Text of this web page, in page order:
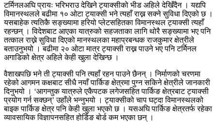
टर्मिनलअघि प्रायः भरिभराउ देखिने ट्याक्सीको भीड अहिले देखिँदैन । यद्यपि
विमानस्थलले बढीमा १० ओटा ट्याक्सी भने त्यहाँ राख्न सक्ने सुविधा दिएको छ ।
यसबाहेक त्यतिकै सङ्ख्यामा हरियो प्लेटसहितका विमानस्थल ट्याक्सी त्यहाँ
रहन्छन् । विदेशबाट आएका यात्रुको सहजताका लागि थोरै सङ्ख्यामा भए पनि
तत्काल राख्ने सुविधा दिएको मानस्थलका महाप्रबन्धक राजकुमार क्षेत्रीले
बताउनुभयो । बढीमा २० ओटा मात्र ट्याक्सी राख्न पाउने भए पनि टर्मिनल
अगाडिको क्षेत्र अहिले केही खुला देखिन्छ ।
वैशाखपछि भने ती ट्याक्सी पनि त्यहाँ रहन पाउने छैनन् । निर्माणको चरणमा
रहेको आगमन कक्षबाट सीधै नयाँ पार्किङ क्षेत्रमा पुग्न सकिने क्षेत्रीले जानकारी
दिनुभयो । ‘आगन्तुक यात्रुले एकैपटक लगेजसहित पार्किङ क्षेत्रबाट ट्याक्सी
प्रयोग गर्न सक्छन्’ उहाँले भन्नुभयो । ट्याक्सीको चाप घट्दा विमानस्थलको
बाइक पार्किङ क्षेत्र पनि केही खुला भएको छ । यसअघि पार्किङ क्षेत्रतर्फ रहेका
व्यावसायिक विज्ञापनसहित होर्डिङ बोर्ड कम भएका छन् ।